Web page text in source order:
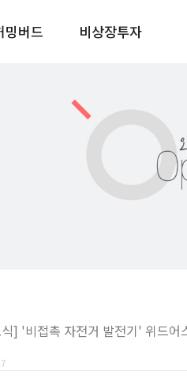
밍버드 비상장투자
] '비접촉 자전거 발전기' 위드어